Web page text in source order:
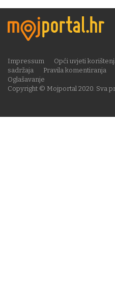
Copyright © Mojportal 2020. Sva
Impressum Opći uvjeti
sadržaja
Pravila komentiranja
Oglašavanje